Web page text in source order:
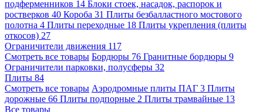
подферменников 14 Блоки стоек, насадок, распорок и
ростверков 40 Короба 31 Плиты безбалластного мостового
полотна 4 Плиты переходные 18 Плиты укрепления (плиты
откосов) 27
Ограничители движения 117
Смотреть все товары Бордюры 76 Гранитные бордюры 9
Ограничители парковки, полусферы 32
Плиты 84
Смотреть все товары Аэродромные плиты ПАГ 3 Плиты
дорожные 66 Плиты подпорные 2 Плиты трамвайные 13
Все товары